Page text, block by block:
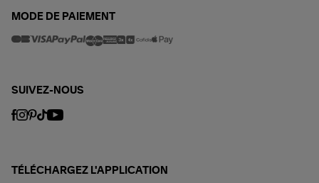
MODE DE PAIEMENT
SUIVEZ-NOUS
TÉLÉCHARGEZ L'APPLICATION